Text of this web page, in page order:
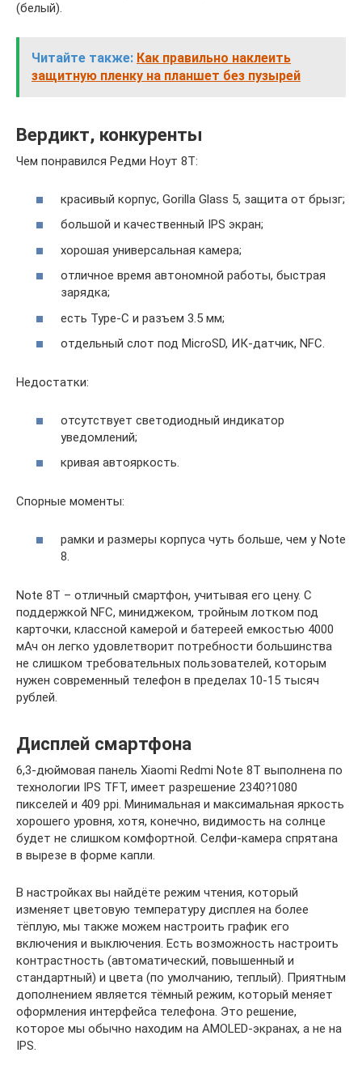
(белый).
Читайте также: Как правильно наклеить
защитную пленку на планшет без пузырей
Вердикт, конкуренты
Чем понравился Редми Ноут 8Т:
красивый корпуc, Gorilla Glass 5, защита от брызг;
большой и качественный IPS экран;
хорошая универсальная камера;
отличное время автономной работы, быстрая
зарядка;
есть Type-C и разъем 3.5 мм;
отдельный слот под MicroSD, ИК-датчик, NFC.
Недостатки:
отсутствует светодиодный индикатор
уведомлений;
кривая автояркость.
Спорные моменты:
рамки и размеры корпуса чуть больше, чем у Note
8.
Note 8T – отличный смартфон, учитывая его цену. С
поддержкой NFC, миниджеком, тройным лотком под
карточки, классной камерой и батереей емкостью 4000
мАч он легко удовлетворит потребности большинства
не слишком требовательных пользователей, которым
нужен современный телефон в пределах 10-15 тысяч
рублей.
Дисплей смартфона
6,3-дюймовая панель Xiaomi Redmi Note 8T выполнена по
технологии IPS TFT, имеет разрешение 2340?1080
пикселей и 409 ppi. Минимальная и максимальная яркость
хорошего уровня, хотя, конечно, видимость на солнце
будет не слишком комфортной. Селфи-камера спрятана
в вырезе в форме капли.
В настройках вы найдёте режим чтения, который
изменяет цветовую температуру дисплея на более
тёплую, мы также можем настроить график его
включения и выключения. Есть возможность настроить
контрастность (автоматический, повышенный и
стандартный) и цвета (по умолчанию, теплый). Приятным
дополнением является тёмный режим, который меняет
оформления интерфейса телефона. Это решение,
которое мы обычно находим на AMOLED-экранах, а не на
IPS.